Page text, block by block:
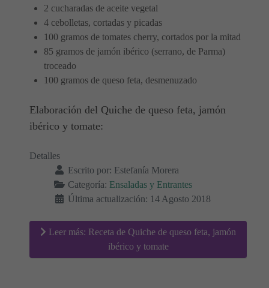
2 cucharadas de aceite vegetal
4 cebolletas, cortadas y picadas
100 gramos de tomates cherry, cortados por la mitad
85 gramos de jamón ibérico (serrano, de Parma)
troceado
100 gramos de queso feta, desmenuzado
Elaboración del Quiche de queso feta, jamón
ibérico y tomate:
Detalles
Escrito por: Estefanía Morera
Categoría: Ensaladas y Entrantes
Última actualización: 14 Agosto 2018
Leer más: Receta de Quiche de queso feta, jamón
ibérico y tomate